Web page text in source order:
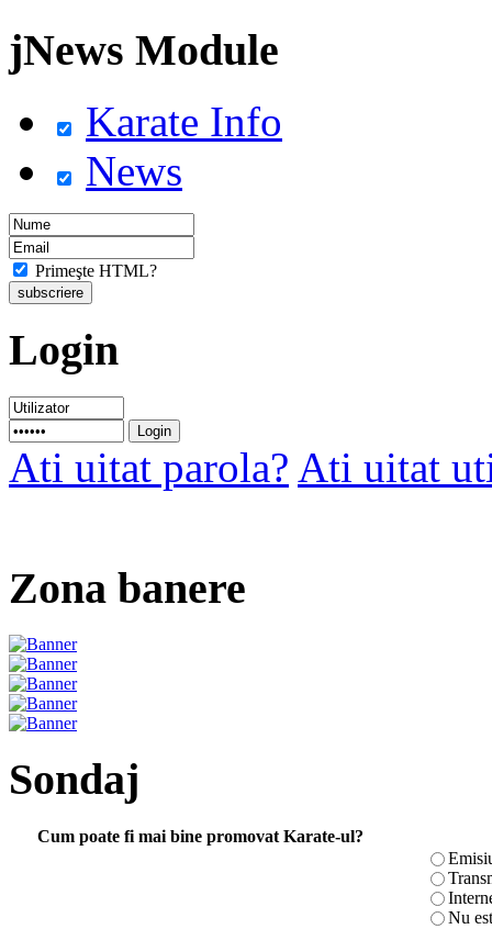
jNews Module
Karate Info
News
Primeşte HTML?
Login
Ati uitat parola? Ati uitat
Zona banere
Sondaj
Cum poate fi mai bine promovat Karate-ul?
Nu